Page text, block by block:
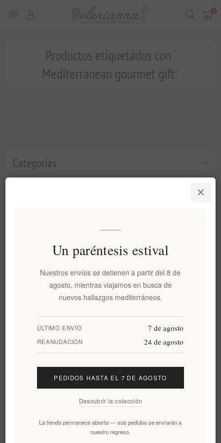
0
Categorías
Productos etiquetados con '
Mediterranean gourmet gift '
Información
Mi cuenta
Suscribirse Desuscribirse
Un paréntesis estival
Nuestros envíos se detienen a partir del 8 de
agosto, mientras viajamos en busca de
nuevos hallazgos mediterráneos.
ÚLTIMO ENVÍO 7 de agosto
REANUDACIÓN 24 de agosto
PEDIDOS HASTA EL 7 DE AGOSTO
Descubrir la colección
La tienda permanece abierta — sus pedidos se enviarán a
nuestro regreso.